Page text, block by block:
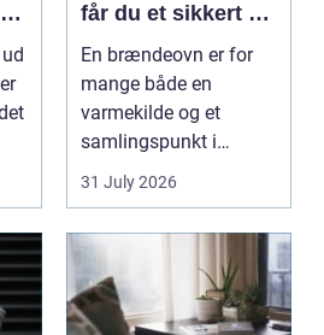
får du et sikkert og
smukt resultat
En brændeovn er for
mange både en
varmekilde og et
samlingspunkt i
hjemmet. Flammerne
31 July 2026